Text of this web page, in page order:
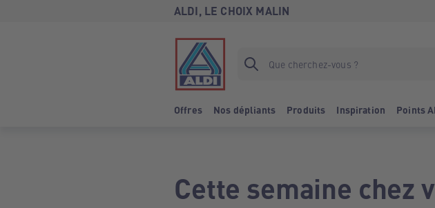
ALDI, LE CHOIX MALIN
Offres Nos dépliants Produits Inspiration Points
Cette semaine chez